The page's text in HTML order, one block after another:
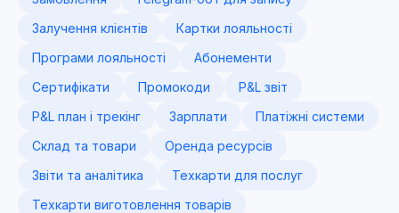
Залучення клієнтів
Картки лояльності
Програми лояльності
Абонементи
Сертифікати
Промокоди
P&L звіт
P&L план і трекінг
Зарплати
Платіжні системи
Склад та товари
Оренда ресурсів
Звіти та аналітика
Техкарти для послуг
Техкарти виготовлення товарів